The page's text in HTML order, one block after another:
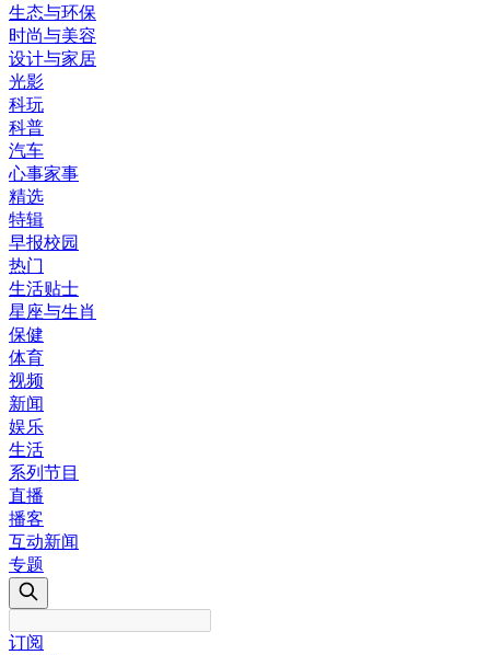
生态与环保
时尚与美容
设计与家居
光影
科玩
科普
汽车
心事家事
精选
特辑
早报校园
热门
生活贴士
星座与生肖
保健
体育
视频
新闻
娱乐
生活
系列节目
直播
播客
互动新闻
专题
订阅